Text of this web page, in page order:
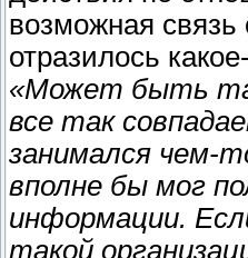
возможная
отразилось
«Может быть
все так
занимался чем-
вполне бы мог
информации.
такой